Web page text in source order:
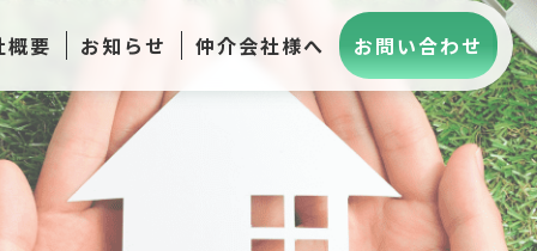
概要 お知らせ 仲介会社様へ お問い合わせ